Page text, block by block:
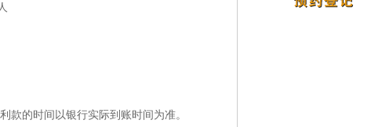
款的时间以银行实际到账时间为准。